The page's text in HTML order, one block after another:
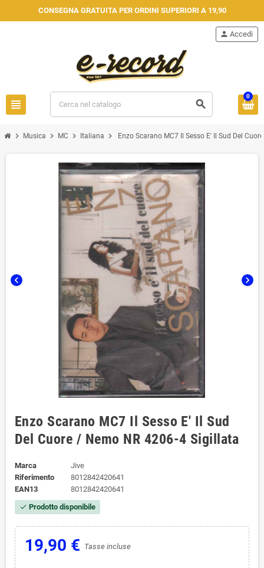
CONSEGNA GRATUITA PER ORDINI SUPERIORI A 19,90
view_headline search
person Accedi
0
chevron_right Musica chevron_right MC chevron_right Italiana chevron_right Enzo Scarano MC7 Il Sesso E' Il Sud Del
chevron_left chevron_right
Enzo Scarano MC7 Il Sesso E' Il Sud
Del Cuore / Nemo NR 4206-4 Sigillata
Marca
Jive
Riferimento
8012842420641
EAN13
8012842420641
check Prodotto disponibile
19,90 € Tasse incluse